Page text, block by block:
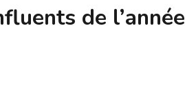
de l’année